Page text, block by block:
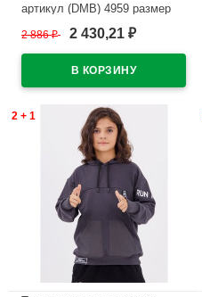
артикул (DMB) 4959 размер
34/134-44/164 цвет черный
2 886₽ 2 430,21 ₽
2 + 1